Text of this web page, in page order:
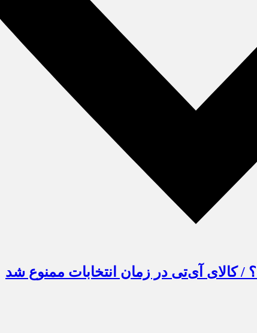
کالای آی‌تی در زمان انتخابات ممنوع شد